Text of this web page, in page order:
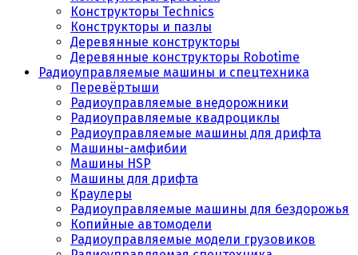
Конструкторы Technics
Конструкторы и пазлы
Деревянные конструкторы
Деревянные конструкторы Robotime
Радиоуправляемые машины и спецтехника
Перевёртыши
Радиоуправляемые внедорожники
Радиоуправляемые квадроциклы
Радиоуправляемые машины для дрифта
Машины-амфибии
Машины HSP
Машины для дрифта
Краулеры
Радиоуправляемые машины для бездорожья
Копийные автомодели
Радиоуправляемые модели грузовиков